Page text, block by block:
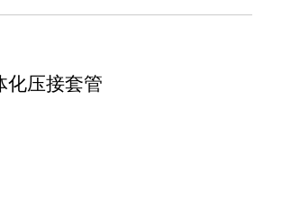
化压接套管